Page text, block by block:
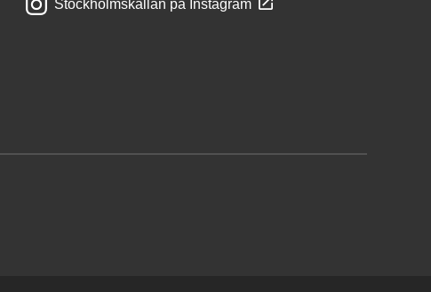
Stockholmskällan på Instagram